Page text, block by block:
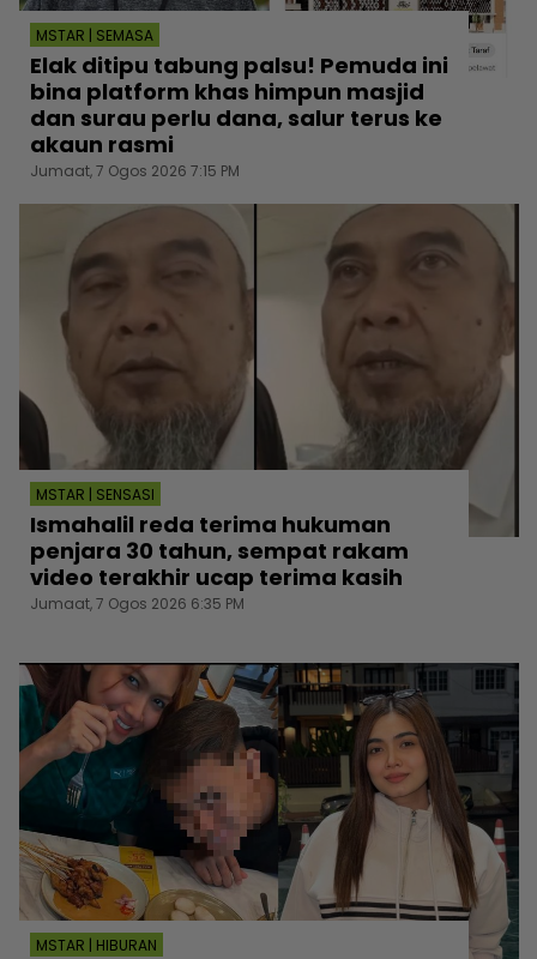
MSTAR | SEMASA
Elak ditipu tabung palsu! Pemuda ini
bina platform khas himpun masjid
dan surau perlu dana, salur terus ke
akaun rasmi
Jumaat, 7 Ogos 2026 7:15 PM
MSTAR | SENSASI
Ismahalil reda terima hukuman
penjara 30 tahun, sempat rakam
video terakhir ucap terima kasih
Jumaat, 7 Ogos 2026 6:35 PM
MSTAR | HIBURAN